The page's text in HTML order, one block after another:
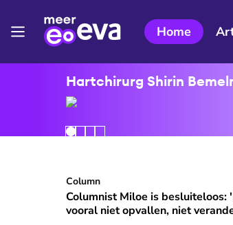
Home
Hartchirurg Shirin
Columnist Miloe is besluiteloos:
⭐ Premium
Column
Columnist Miloe is besluiteloos:
vooral niet opvallen, niet